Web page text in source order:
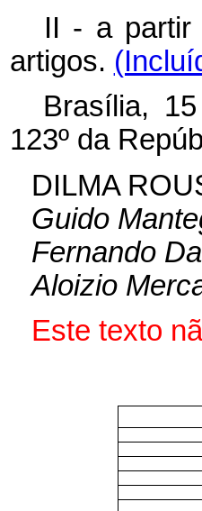
II - a partir
artigos.
Brasília,
123º da
DILMA
Guido
Fernando
Aloizio
Este texto